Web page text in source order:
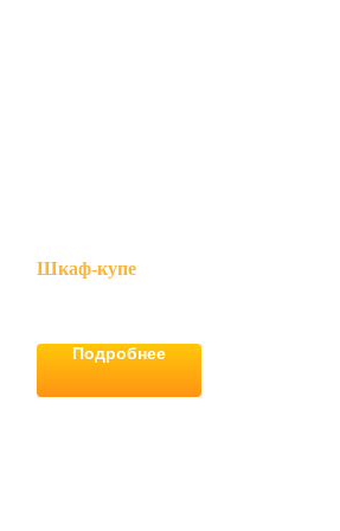
Шкаф-купе
Подробнее